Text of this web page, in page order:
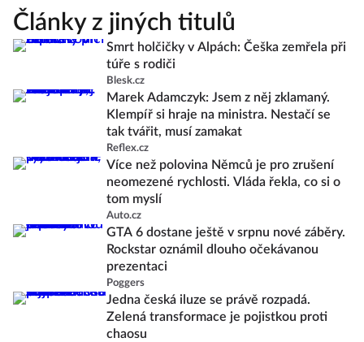
Články z jiných titulů
Smrt holčičky v Alpách: Češka zemřela při
túře s rodiči
Blesk.cz
Marek Adamczyk: Jsem z něj zklamaný.
Klempíř si hraje na ministra. Nestačí se
tak tvářit, musí zamakat
Reflex.cz
Více než polovina Němců je pro zrušení
neomezené rychlosti. Vláda řekla, co si o
tom myslí
Auto.cz
GTA 6 dostane ještě v srpnu nové záběry.
Rockstar oznámil dlouho očekávanou
prezentaci
Poggers
Jedna česká iluze se právě rozpadá.
Zelená transformace je pojistkou proti
chaosu